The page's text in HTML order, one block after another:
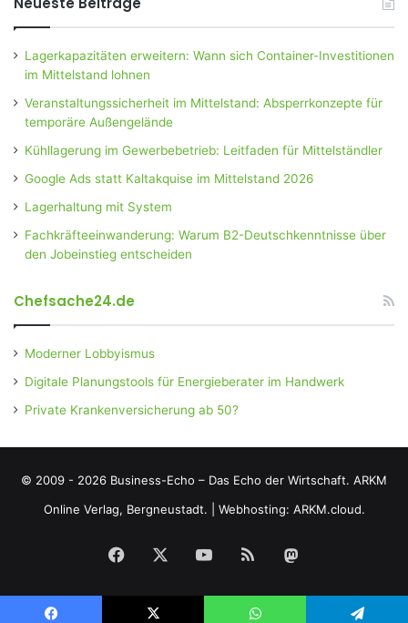
Lagerkapazitäten erweitern: Wann sich Container-Investitionen
im Mittelstand lohnen
Veranstaltungssicherheit im Mittelstand: Absperrkonzepte für
temporäre Außengelände
Kühllagerung im Gewerbebetrieb: Leitfaden für Mittelständler
Google Ads statt Kaltakquise im Mittelstand 2026
Lagerhaltung mit System
Fachkräfteeinwanderung: Warum B2-Deutschkenntnisse über
den Jobeinstieg entscheiden
Chefsache24.de
Moderner Lobbyismus
Digitale Planungstools für Energieberater im Handwerk
Private Krankenversicherung ab 50?
© 2009 - 2026 Business-Echo – Das Echo der Wirtschaft. ARKM
Online Verlag, Bergneustadt.
Webhosting: ARKM.cloud.
Facebook YouTubeRSS